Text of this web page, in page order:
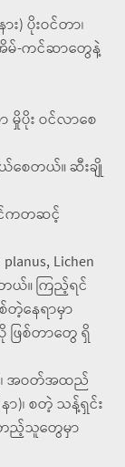
း) ပိုးဝင်တာ၊
အိမ်-ကင်ဆာတွေနဲ့
မှိုပိုး ဝင်လာစေ
စေတယ်။ ဆီးချို
လိင်ကတဆင့်
planus, Lichen
င်တယ်။ ကြည့်ရင်
တဲ့နေရာမှာ
ဖြစ်တာတွေ ရှိ
မ်)၊ အဝတ်အထည်
)၊ စတဲ့ သန့်ရှင်း
ည့်သူတွေမှာ